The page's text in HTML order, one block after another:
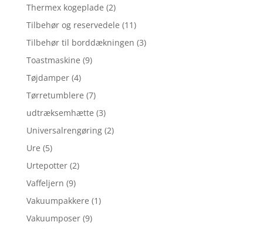
Thermex kogeplade (2)
Tilbehør og reservedele (11)
Tilbehør til borddækningen (3)
Toastmaskine (9)
Tøjdamper (4)
Tørretumblere (7)
udtræksemhætte (3)
Universalrengøring (2)
Ure (5)
Urtepotter (2)
Vaffeljern (9)
Vakuumpakkere (1)
Vakuumposer (9)